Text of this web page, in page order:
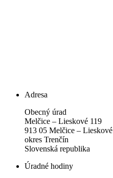
Adresa
Obecný úrad
Melčice – Lieskové 119
913 05 Melčice – Lieskové
okres Trenčín
Slovenská republika
Úradné hodiny